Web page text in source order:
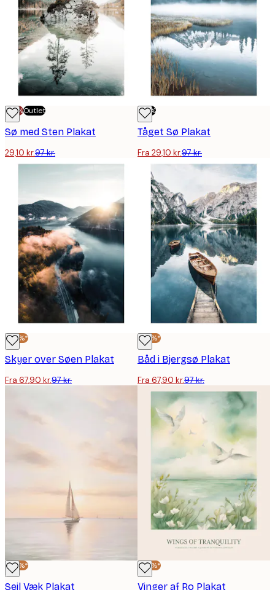
-70%Outlet
Sø med Sten Plakat
29,10 kr.97 kr.
-70%
Tåget Sø Plakat
Fra 29,10 kr.97 kr.
-30%*
Skyer over Søen Plakat
Fra 67,90 kr.97 kr.
-30%*
Båd i Bjergsø Plakat
Fra 67,90 kr.97 kr.
-30%*
Sejl Væk Plakat
-30%*
Vinger af Ro Plakat